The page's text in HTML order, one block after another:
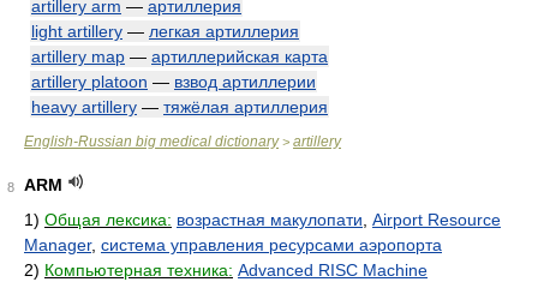
artillery arm — артиллерия
light artillery — легкая артиллерия
artillery map — артиллерийская карта
artillery platoon — взвод артиллерии
heavy artillery — тяжёлая артиллерия
English-Russian big medical dictionary> artillery
8
ARM
1) Общая лексика: возрастная макулопати Airport Resource
Manager, система управления ресурсами аэропорта
2) Компьютерная техника: Advanced RISC Machine